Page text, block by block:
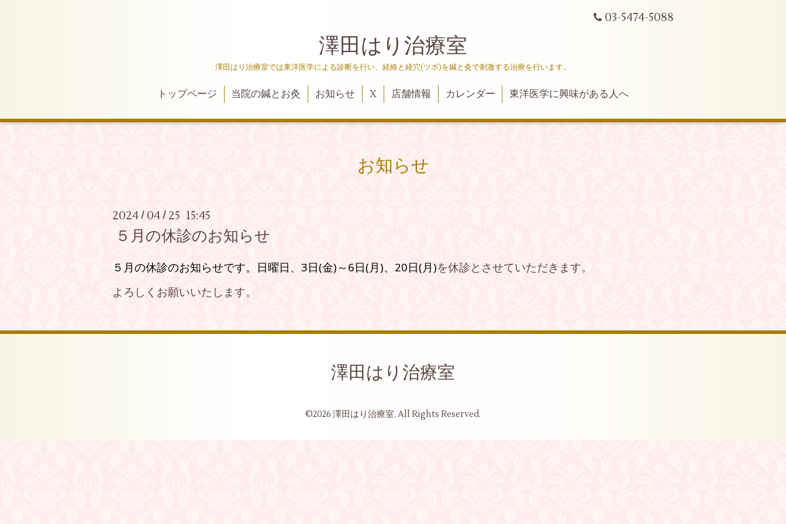
03-5474-5088
澤田はり治療室
澤田はり治療室では東洋医学による診断を行い、経絡と経穴(ツボ)を鍼と灸で刺激する治療を行います。
トップページ 当院の鍼とお灸 お知らせ X 店舗情報 カレンダー 東洋医学に興味がある人へ
お知らせ
2024 / 04 / 25 15:45
５月の休診のお知らせ
５月の休診のお知らせです。 日曜日、3日(金)～ 6日(月)、 20日(月)を休診とさせていただきます。
よろしくお願いいたします。
澤田はり治療室
©2026 澤田はり治療室. All Rights Reserved.